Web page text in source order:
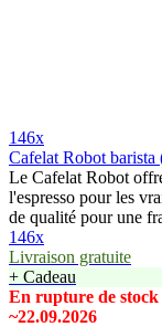
146x
Cafelat Robot barista
Le Cafelat Robot
l'espresso pour les
de qualité pour une
146x
Livraison gratuite
+ Cadeau
En rupture de stock
~22.09.2026